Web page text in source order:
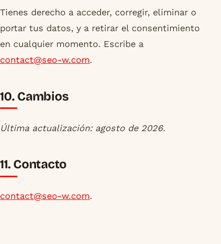
Tienes derecho a acceder, corregir, eliminar o
portar tus datos, y a retirar el consentimiento
en cualquier momento. Escribe a
contact@seo-w.com.
10. Cambios
Última actualización: agosto de 2026.
11. Contacto
contact@seo-w.com.